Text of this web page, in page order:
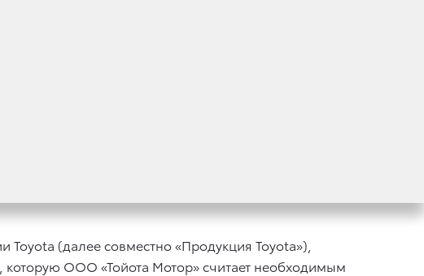
ознакомиться с настоящими правилами (далее
с данными Правилами, без каких-либо
(далее совместно «Продукция Toyota»),
ООО «Тойота Мотор» считает необходимым